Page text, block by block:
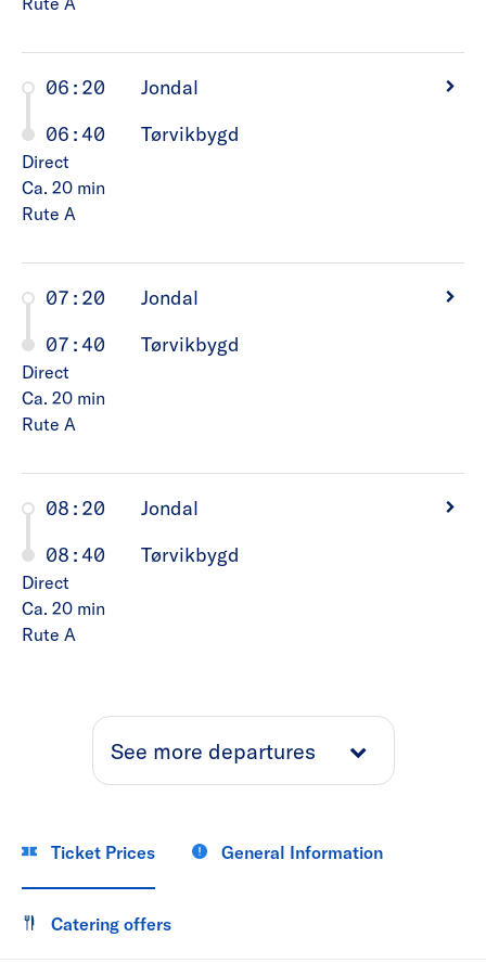
06:20
Jondal
06:40
Tørvikbygd
Direct
Ca. 20 min
Rute A
07:20
Jondal
07:40
Tørvikbygd
Direct
Ca. 20 min
Rute A
08:20
Jondal
08:40
Tørvikbygd
Direct
Ca. 20 min
Rute A
See more departures
Ticket Prices General Information
Catering offers